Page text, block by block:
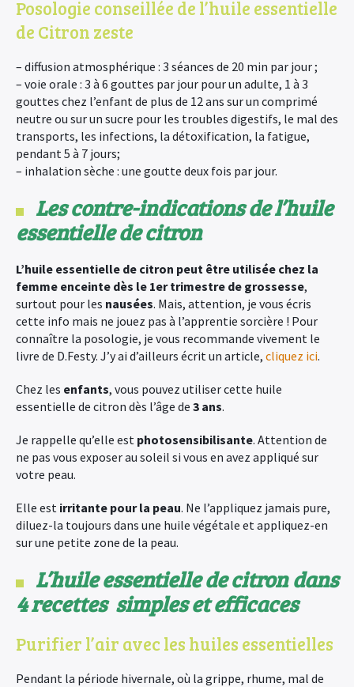
Posologie conseillée de l’huile essentielle
de Citron zeste
– diffusion atmosphérique : 3 séances de 20 min par jour ;
– voie orale : 3 à 6 gouttes par jour pour un adulte, 1 à 3
gouttes chez l’enfant de plus de 12 ans sur un comprimé
neutre ou sur un sucre pour les troubles digestifs, le mal des
transports, les infections, la détoxification, la fatigue,
pendant 5 à 7 jours;
– inhalation sèche : une goutte deux fois par jour.
Les contre-indications de l’huile
essentielle de citron
L’huile essentielle de citron peut être utilisée chez la
femme enceinte dès le 1er trimestre de grossesse,
surtout pour les nausées. Mais, attention, je vous écris
cette info mais ne jouez pas à l’apprentie sorcière ! Pour
connaître la posologie, je vous recommande vivement le
livre de D.Festy. J’y ai d’ailleurs écrit un article, cliquez ici.
Chez les enfants, vous pouvez utiliser cette huile
essentielle de citron dès l’âge de 3 ans.
Je rappelle qu’elle est photosensibilisante. Attention de
ne pas vous exposer au soleil si vous en avez appliqué sur
votre peau.
Elle est irritante pour la peau. Ne l’appliquez jamais pure,
diluez-la toujours dans une huile végétale et appliquez-en
sur une petite zone de la peau.
L’huile essentielle de citron dans
4recettes simples et efficaces
Purifier l’air avec les huiles essentielles
Pendant la période hivernale, où la grippe, rhume, mal de